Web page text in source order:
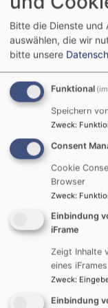
Termine
Bitte die Dienste und
auswählen, die wir
bitte unsere
Funktional
Speichern
Zweck:
Consent
Cookie
Browser
Zweck:
Einbindung
iFrame
Zeigt Inhalte
eines
Zweck:
Einbindung